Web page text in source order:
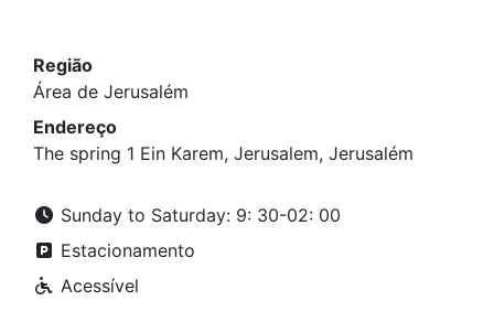
Região
Área de Jerusalém
Endereço
The spring 1 Ein Karem, Jerusalem, Jerusalém
Sunday to Saturday: 9: 30-02: 00
Estacionamento
Acessível